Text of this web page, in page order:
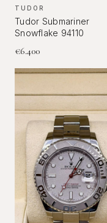
TUDOR
Tudor Submariner
Snowflake 94110
€6.400